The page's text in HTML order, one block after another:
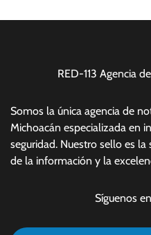
RED-113 Agencia
Somos la única agencia de
Michoacán especializada en
seguridad. Nuestro sello es la
de la información y la
Síguenos